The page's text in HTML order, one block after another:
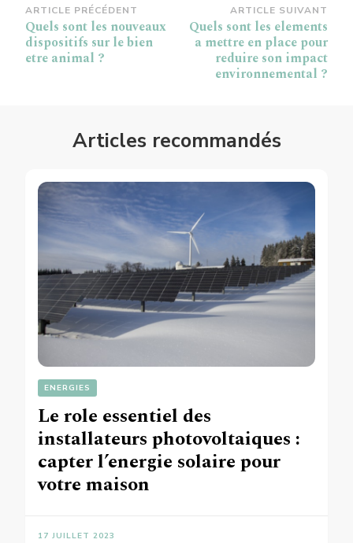
Navigation
d’article
ARTICLE PRÉCÉDENT
Quels sont les nouveaux
dispositifs sur le bien
etre animal ?
ARTICLE SUIVANT
Quels sont les elements
a mettre en place pour
reduire son impact
environnemental ?
Articles recommandés
ENERGIES
Le role essentiel des
installateurs photovoltaiques :
capter l’energie solaire pour
votre maison
17 JUILLET 2023